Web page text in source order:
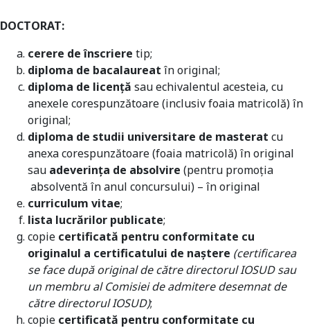
DOCTORAT:
cerere de înscriere tip;
diploma de bacalaureat în original;
diploma de licenţă sau echivalentul acesteia, cu
anexele corespunzătoare (inclusiv foaia matricolă) în
original;
diploma de studii universitare de masterat cu
anexa corespunzătoare (foaia matricolă) în original
sau adeverinţa de absolvire (pentru promoţia
absolventă în anul concursului) – în original
curriculum vitae;
lista lucrărilor publicate;
copie certificată pentru conformitate cu
originalul a certificatului de naştere (certificarea
se face după original de către directorul IOSUD sau
un membru al Comisiei de admitere desemnat de
către directorul IOSUD);
copie certificată pentru conformitate cu